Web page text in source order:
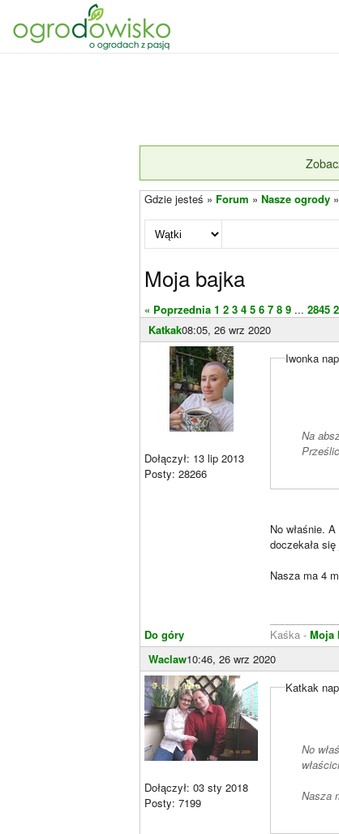
Gdzie jesteś » Forum » Nasze ogrody »
Moja bajka
« Poprzednia 1 2 3 4 5 6 7 8 9 ... 2845
Katkak08:05, 26 wrz 2020
Dołączył: 13 lip 2013
Posty: 28266
Do góry
Iwonka
Na
No właśnie.
doczekała
Nasza ma 4
Kaśka - Moja
Waclaw10:46, 26 wrz 2020
Dołączył: 03 sty 2018
Posty: 7199
Katkak
No
Nasza